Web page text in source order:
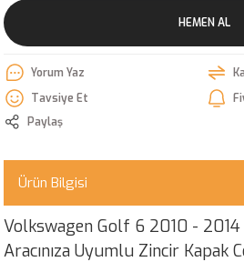
HEMEN AL
Yorum Yaz
Tavsiye Et
Paylaş
Ürün Bilgisi
Volkswagen Golf 6 2010 - 2014
Aracınıza Uyumlu Zincir Kapak